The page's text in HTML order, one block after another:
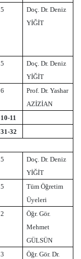
5
Doç. Dr. Deniz
YİĞİT
5
Doç. Dr. Deniz
YİĞİT
6
Prof. Dr. Yashar
AZİZİAN
10-11
31-32
5
Doç. Dr. Deniz
YİĞİT
5
Tüm Öğretim
Üyeleri
2
Öğr. Gör.
Mehmet
GÜLSÜN
3
Öğr. Gör. Dr.